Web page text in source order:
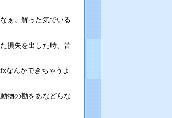
ぁ。解った気でいる
損失を出した時、苦
なんかできちゃうよ
物の勘をあなどらな